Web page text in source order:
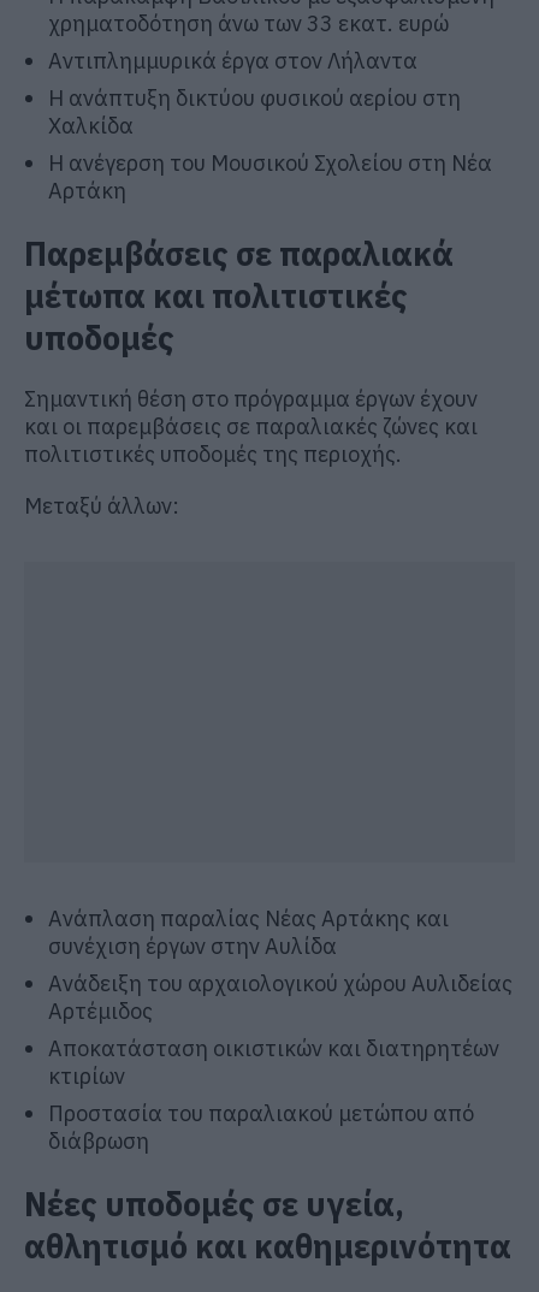
χρηματοδότηση άνω των 33 εκατ. ευρώ
Αντιπλημμυρικά έργα στον Λήλαντα
Η ανάπτυξη δικτύου φυσικού αερίου στη
Χαλκίδα
Η ανέγερση του Μουσικού Σχολείου στη Νέα
Αρτάκη
Παρεμβάσεις σε παραλιακά
μέτωπα και πολιτιστικές
υποδομές
Σημαντική θέση στο πρόγραμμα έργων έχουν
και οι παρεμβάσεις σε παραλιακές ζώνες και
πολιτιστικές υποδομές της περιοχής.
Μεταξύ άλλων:
Ανάπλαση παραλίας Νέας Αρτάκης και
συνέχιση έργων στην Αυλίδα
Ανάδειξη του αρχαιολογικού χώρου Αυλιδείας
Αρτέμιδος
Αποκατάσταση οικιστικών και διατηρητέων
κτιρίων
Προστασία του παραλιακού μετώπου από
διάβρωση
Νέες υποδομές σε υγεία,
αθλητισμό και καθημερινότητα